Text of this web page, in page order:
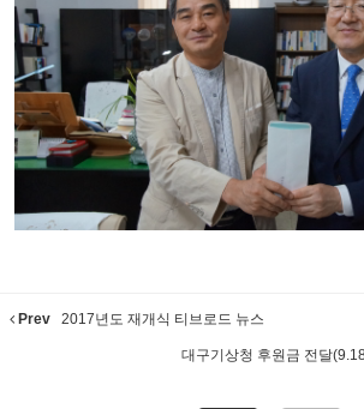
Prev 2017년도 재개식 티브로드 뉴스
대구기상청 후원금 전달